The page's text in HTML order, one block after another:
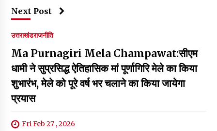
Next Post
उत्तराखंडराजनीति
Ma Purnagiri Mela Champawat:सीएम
धामी ने सुप्रसिद्ध ऐतिहासिक मां पूर्णागिरि मेले का किया
शुभारंभ, मेले को पूरे वर्ष भर चलाने का किया जायेगा
प्रयास
Fri Feb 27 , 2026